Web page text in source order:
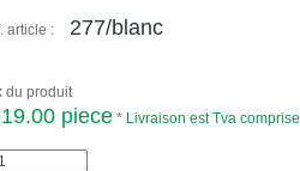
article : 277/blanc
du produit
piece * Livraison est Tva comprise